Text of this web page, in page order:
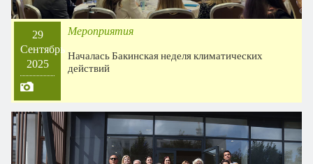
29
Сентябрь
2025
Мероприятия
Началась Бакинская неделя климатических
действий